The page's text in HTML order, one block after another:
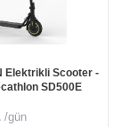
Elektrikli Scooter -
SD500E
/gün